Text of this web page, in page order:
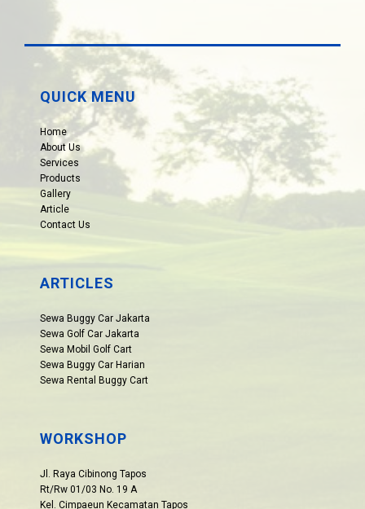
QUICK MENU
Home
About Us
Services
Products
Gallery
Article
Contact Us
ARTICLES
Sewa Buggy Car Jakarta
Sewa Golf Car Jakarta
Sewa Mobil Golf Cart
Sewa Buggy Car Harian
Sewa Rental Buggy Cart
WORKSHOP
Jl. Raya Cibinong Tapos
Rt/Rw 01/03 No. 19 A
Kel. Cimpaeun Kecamatan Tapos